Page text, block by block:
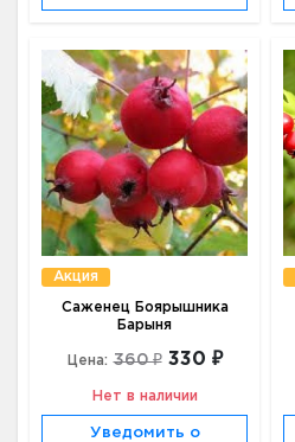
Акция
Саженец Боярышника
Барыня
Цена: 360 ₽ 330 ₽
Нет в наличии
Уведомить о